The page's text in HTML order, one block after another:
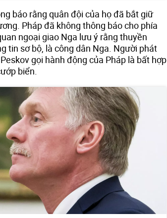
báo rằng quân đội của họ đã bắt giữ
Pháp đã không thông báo cho phía
ngoại giao Nga lưu ý rằng thuyền
tin sơ bộ, là công dân Nga. Người phát
gọi hành động của Pháp là bất hợp
biển.